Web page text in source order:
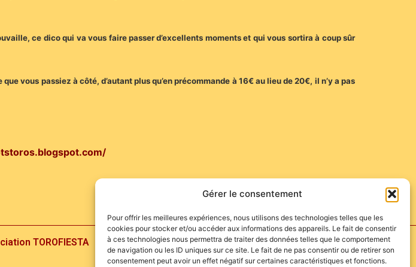
Gérer le consentement
Pour offrir les meilleures expériences, nous utilisons des technologies telles que les
cookies pour stocker et/ou accéder aux informations des appareils. Le fait de consentir
à ces technologies nous permettra de traiter des données telles que le comportement
de navigation ou les ID uniques sur ce site. Le fait de ne pas consentir ou de retirer son
consentement peut avoir un effet négatif sur certaines caractéristiques et fonctions.
ce dico qui va vous faire passer d’excellents moments et qui vous sortira à coup sûr
vous passiez à côté, d’autant plus qu’en précommande à 16€ au lieu de 20€, il n’y a pas
TOROFIESTA